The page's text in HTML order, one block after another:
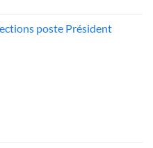
poste Président